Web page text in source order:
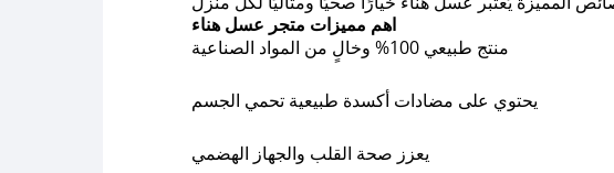
اهم مميزات متجر عسل هناء
منتج طبيعي 100% وخالٍ من المواد الصناعية
يحتوي على مضادات أكسدة طبيعية تحمي الجسم
يعزز صحة القلب والجهاز الهضمي